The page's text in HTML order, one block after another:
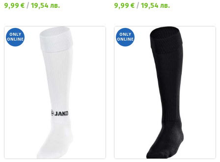
Текуща цена:
9,99 € / 19,54 лв. Текуща цена:
9,99 € / 19,54 лв.
ONLY
ONLINE
ONLY
ONLINE